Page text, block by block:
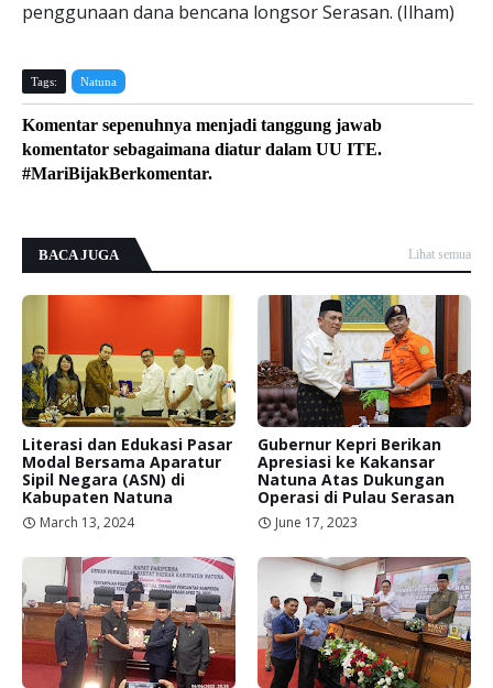
penggunaan dana bencana longsor Serasan. (Ilham)
Tags: Natuna
Komentar sepenuhnya menjadi tanggung jawab
komentator sebagaimana diatur dalam UU ITE.
#MariBijakBerkomentar.
BACA JUGA Lihat semua
Literasi dan Edukasi Pasar
Modal Bersama Aparatur
Sipil Negara (ASN) di
Kabupaten Natuna
March 13, 2024
Gubernur Kepri Berikan
Apresiasi ke Kakansar
Natuna Atas Dukungan
Operasi di Pulau Serasan
June 17, 2023